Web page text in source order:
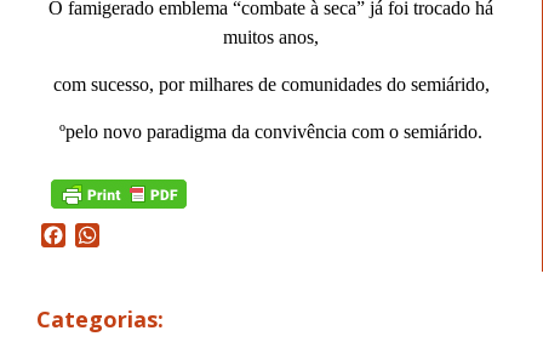
O famigerado emblema “combate à seca” já foi trocado há
muitos anos,
com sucesso, por milhares de comunidades do semiárido,
ºpelo novo paradigma da convivência com o semiárido.
Facebook
Categorias: